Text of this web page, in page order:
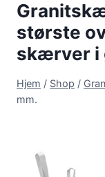
Fortsæt
indhold
største
skærver i
Hjem / Shop /
mm.